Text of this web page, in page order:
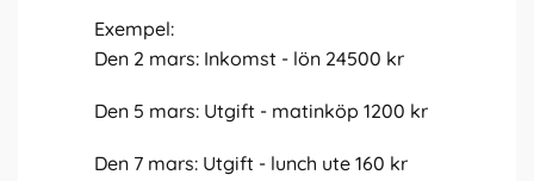
Exempel:
Den 2 mars: Inkomst - lön 24500 kr
Den 5 mars: Utgift - matinköp 1200 kr
Den 7 mars: Utgift - lunch ute 160 kr